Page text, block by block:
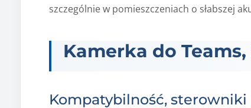
szczególnie w pomieszczeniach o słabszej
Kamerka do
Kompatybilność,